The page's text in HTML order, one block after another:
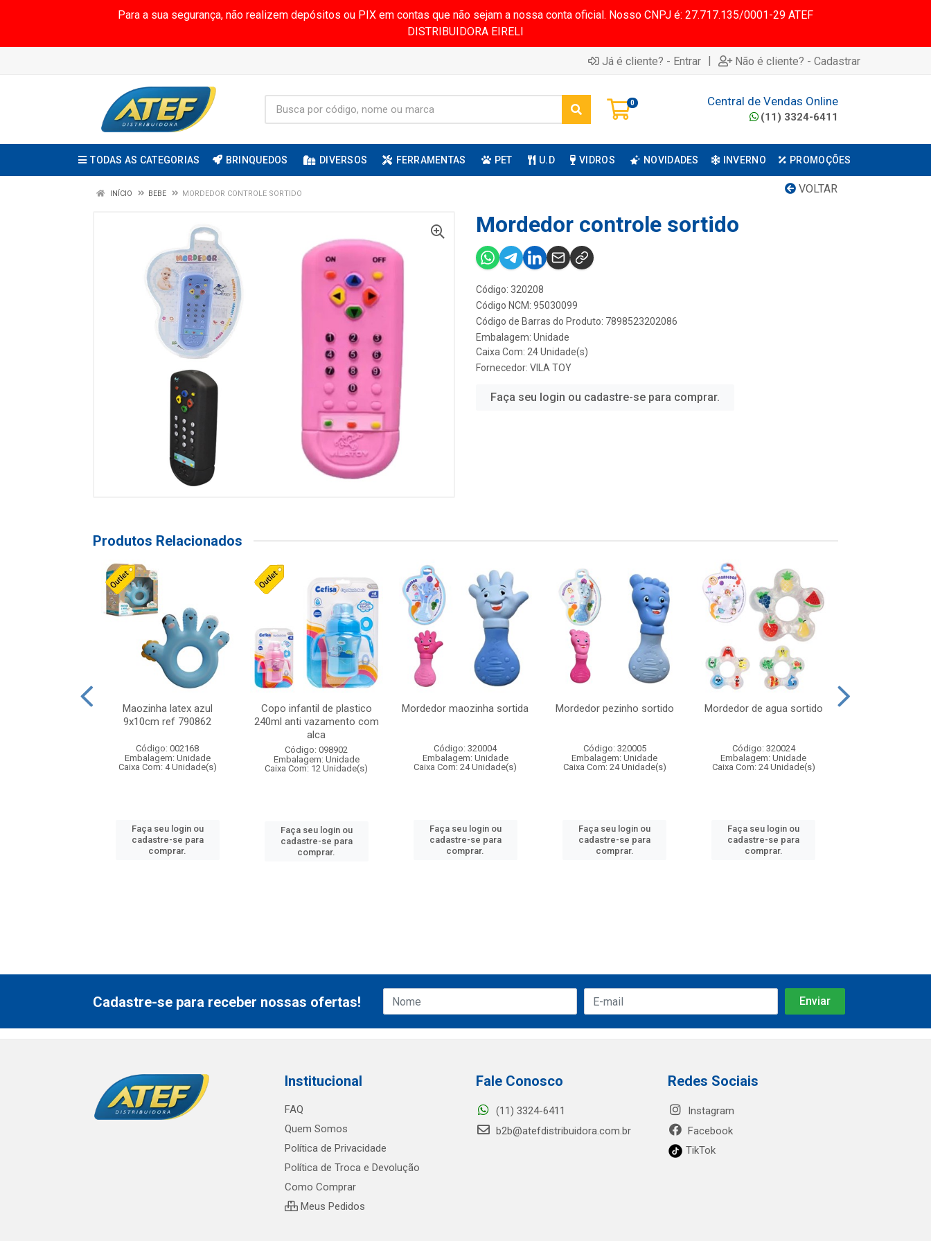
Para a sua segurança, não realizem depósitos ou PIX em contas que não sejam a nossa conta oficial. Nosso CNPJ é: 27.717.135/0001-29 ATEF
DISTRIBUIDORA EIRELI
Já é cliente? - Entrar | Não é cliente? - Cadastrar
0 Central de Vendas Online
(11) 3324-6411
TODAS AS CATEGORIAS BRINQUEDOS DIVERSOS FERRAMENTAS PET U.D VIDROS NOVIDADES INVERNO PROMOÇÕES
VOLTAR
INÍCIO BEBE MORDEDOR CONTROLE SORTIDO
Mordedor controle sortido
Código: 320208
Código NCM: 95030099
Código de Barras do Produto: 7898523202086
Embalagem: Unidade
Caixa Com: 24 Unidade(s)
Fornecedor: VILA TOY
Faça seu login ou cadastre-se para comprar.
Produtos Relacionados
Maozinha latex azul
9x10cm ref 790862
Código: 002168
Embalagem: Unidade
Caixa Com: 4 Unidade(s)
Faça seu login ou
cadastre-se para
comprar.
Copo infantil de plastico
240ml anti vazamento com
alca
Código: 098902
Embalagem: Unidade
Caixa Com: 12 Unidade(s)
Faça seu login ou
cadastre-se para
comprar.
Mordedor maozinha sortida
Código: 320004
Embalagem: Unidade
Caixa Com: 24 Unidade(s)
Faça seu login ou
cadastre-se para
comprar.
Mordedor pezinho sortido
Código: 320005
Embalagem: Unidade
Caixa Com: 24 Unidade(s)
Faça seu login ou
cadastre-se para
comprar.
Mordedor de agua sortido
Código: 320024
Embalagem: Unidade
Caixa Com: 24 Unidade(s)
Faça seu login ou
cadastre-se para
comprar.
Cadastre-se para receber nossas ofertas!
Institucional
FAQ
Quem Somos
Política de Privacidade
Política de Troca e Devolução
Como Comprar
Meus Pedidos
Fale Conosco
(11) 3324-6411
b2b@atefdistribuidora.com.br
Redes Sociais
Instagram
Facebook
TikTok